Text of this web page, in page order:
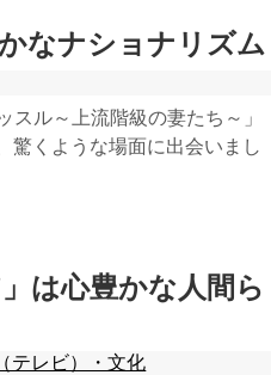
なナショナリズム
ル～上流階級の妻たち～」
驚くような場面に出会いまし
は心豊かな人間ら
テレビ）・文化